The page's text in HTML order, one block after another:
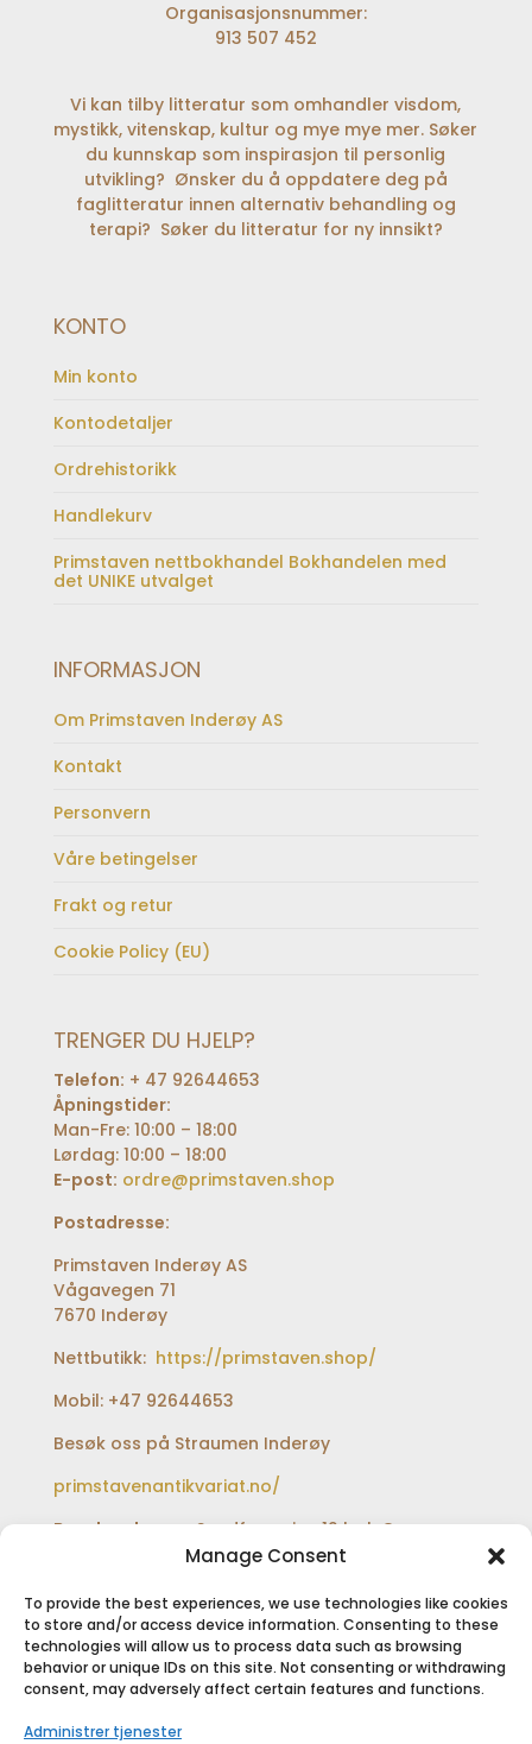
Manage Consent
To provide the best experiences, we use technologies like cookies
to store and/or access device information. Consenting to these
technologies will allow us to process data such as browsing
behavior or unique IDs on this site. Not consenting or withdrawing
consent, may adversely affect certain features and functions.
Administrer tjenester
Organisasjonsnummer:
913 507 452
Vi kan tilby litteratur som omhandler visdom,
mystikk, vitenskap, kultur og mye mye mer. Søker
du kunnskap som inspirasjon til personlig
utvikling? Ønsker du å oppdatere deg på
faglitteratur innen alternativ behandling og
terapi? Søker du litteratur for ny innsikt?
KONTO
Min konto
Kontodetaljer
Ordrehistorikk
Handlekurv
Primstaven nettbokhandel Bokhandelen med
det UNIKE utvalget
INFORMASJON
Om Primstaven Inderøy AS
Kontakt
Personvern
Våre betingelser
Frakt og retur
Cookie Policy (EU)
TRENGER DU HJELP?
Telefon: + 47 92644653
Åpningstider:
Man-Fre: 10:00 – 18:00
Lørdag: 10:00 – 18:00
E-post: ordre@primstaven.shop
Postadresse:
Primstaven Inderøy AS
Vågavegen 71
7670 Inderøy
Nettbutikk: https://primstaven.shop/
Mobil: +47 92644653
Besøk oss på Straumen Inderøy
primstavenantikvariat.no/
Besøksadresse:Sundfærveien 12 bak Coop
extra og Shell bensinstasjon
SIKKER BETALING